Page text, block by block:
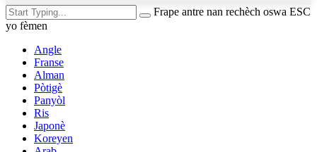
Frape antre nan rechèch oswa ESC
yo fèmen
Angle
Franse
Alman
Pòtigè
Panyòl
Ris
Japonè
Koreyen